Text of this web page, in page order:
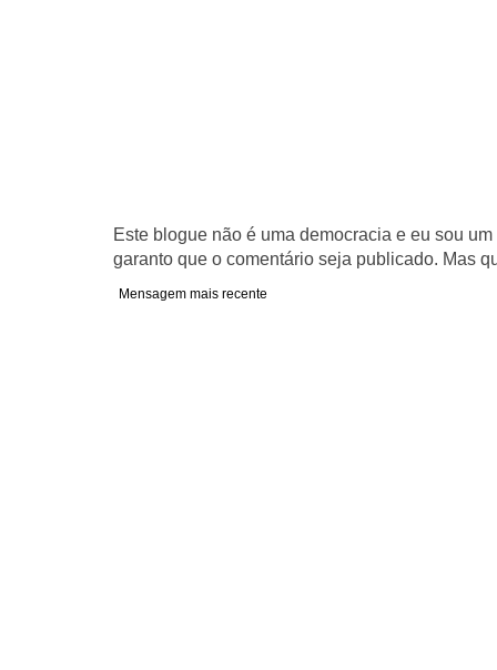
Este blogue não é uma democracia e eu sou
garanto que o comentário seja publicado. Mas
Mensagem mais recente